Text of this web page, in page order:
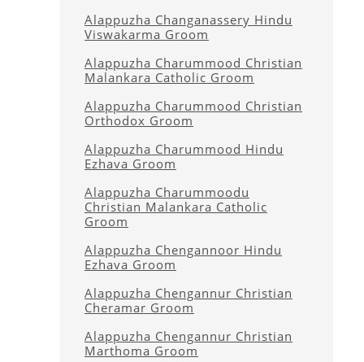
Alappuzha Changanassery Hindu
Viswakarma Groom
Alappuzha Charummood Christian
Malankara Catholic Groom
Alappuzha Charummood Christian
Orthodox Groom
Alappuzha Charummood Hindu
Ezhava Groom
Alappuzha Charummoodu
Christian Malankara Catholic
Groom
Alappuzha Chengannoor Hindu
Ezhava Groom
Alappuzha Chengannur Christian
Cheramar Groom
Alappuzha Chengannur Christian
Marthoma Groom